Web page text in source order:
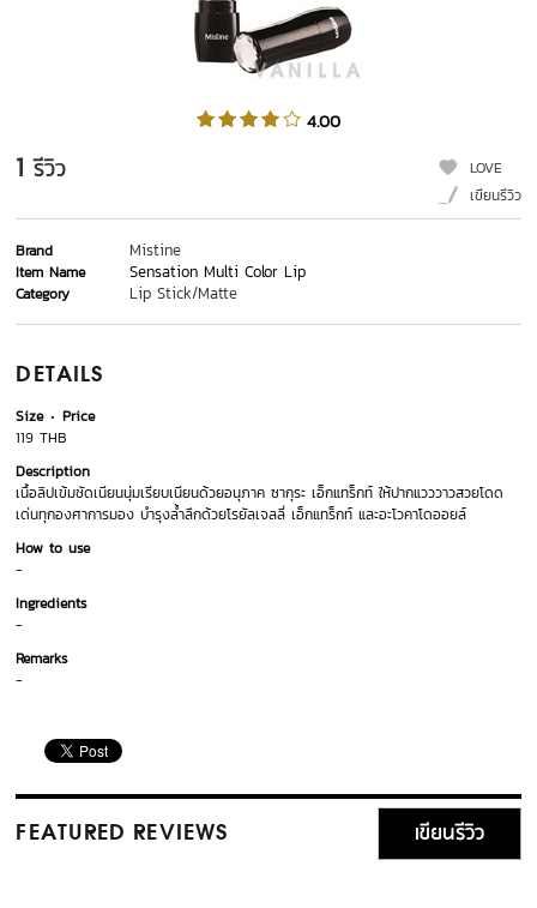
4.00
1 รีวิว
LOVE
เขียนรีวิว
Brand Mistine
Item Name Sensation Multi Color Lip
Category Lip Stick/Matte
DETAILS
Size
Price
119 THB
Description
เนื้อลิปเข้มชัดเนียนนุ่มเรียบเนียนด้วยอนุภาค ซากุระ เอ็กแทร็กท์ ให้ปากแวววาวสวยโดด
เด่นทุกองศาการมอง บำรุงล้ำลึกด้วยโรยัลเจลลี่ เอ็กแทร็กท์ และอะโวคาโดออยล์
How to use
-
Ingredients
-
Remarks
-
FEATURED REVIEWS เขียนรีวิว